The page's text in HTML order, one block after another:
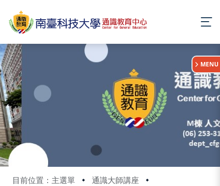
目前位置：主選單
通識大師講座
:::
MENU